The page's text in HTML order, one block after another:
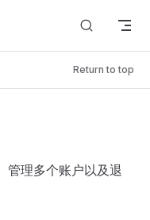
Return to top
管理多个账户以及退